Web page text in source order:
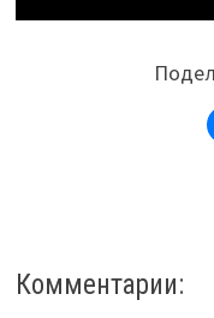
Комментарии: